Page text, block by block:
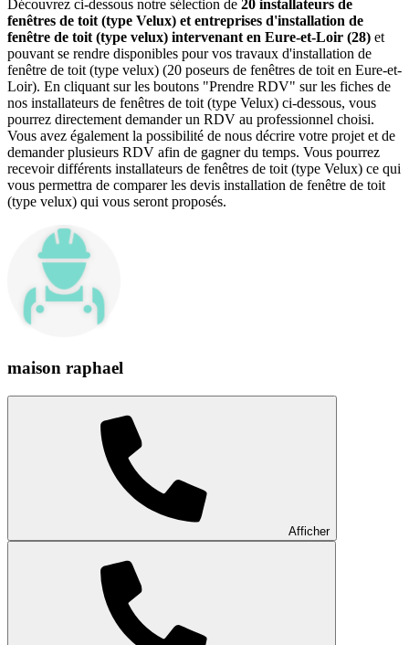
Découvrez ci-dessous notre sélection de 20 installateurs de
fenêtres de toit (type Velux) et entreprises d'installation de
fenêtre de toit (type velux) intervenant en Eure-et-Loir (28) et
pouvant se rendre disponibles pour vos travaux d'installation de
fenêtre de toit (type velux) (20 poseurs de fenêtres de toit en Eure-et-
Loir). En cliquant sur les boutons "Prendre RDV" sur les fiches de
nos installateurs de fenêtres de toit (type Velux) ci-dessous, vous
pourrez directement demander un RDV au professionnel choisi.
Vous avez également la possibilité de nous décrire votre projet et de
demander plusieurs RDV afin de gagner du temps. Vous pourrez
recevoir différents installateurs de fenêtres de toit (type Velux) ce qui
vous permettra de comparer les devis installation de fenêtre de toit
(type velux) qui vous seront proposés.
maison raphael
Afficher